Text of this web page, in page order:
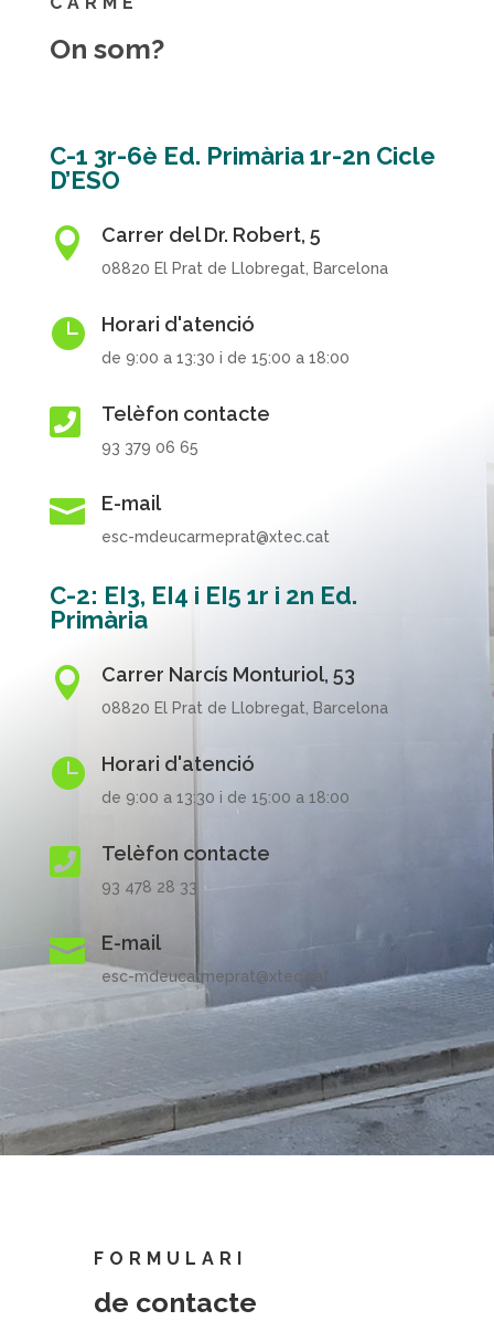
On som?
C-1 3r-6è Ed. Primària 1r-2n Cicle
D’ESO
 Carrer del Dr. Robert, 5
08820 El Prat de Llobregat, Barcelona
 Horari d'atenció
de 9:00 a 13:30 i de 15:00 a 18:00
 Telèfon contacte
93 379 06 65
 E-mail
esc-mdeucarmeprat@xtec.cat
C-2: EI3, EI4 i EI5 1r i 2n Ed.
Primària
 Carrer Narcís Monturiol, 53
08820 El Prat de Llobregat, Barcelona
 Horari d'atenció
de 9:00 a 13:30 i de 15:00 a 18:00
 Telèfon contacte
93 478 28 33
 E-mail
esc-mdeucarmeprat@xtec.cat
FORMULARI
de contacte